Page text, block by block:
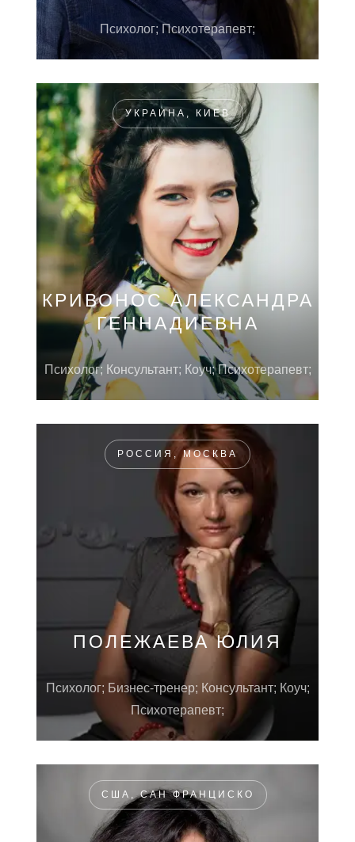
Психолог; Психотерапевт;
УКРАИНА, КИЕВ
КРИВОНОС АЛЕКСАНДРА
ГЕННАДИЕВНА
Психолог; Консультант; Коуч; Психотерапевт;
РОССИЯ, МОСКВА
ПОЛЕЖАЕВА ЮЛИЯ
Психолог; Бизнес-тренер; Консультант; Коуч;
Психотерапевт;
США, САН ФРАНЦИСКО